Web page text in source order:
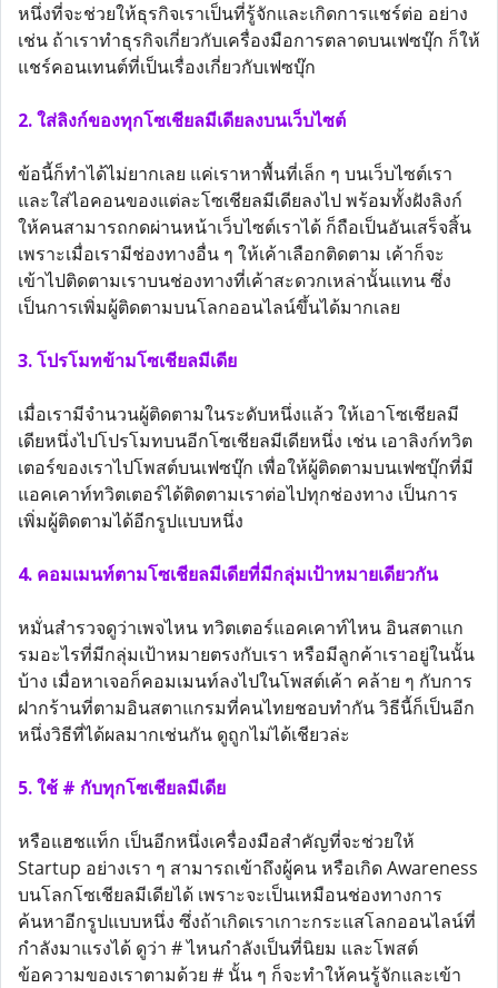
หนึ่งที่จะช่วยให้ธุรกิจเราเป็นที่รู้จักและเกิดการแชร์ต่อ อย่าง
เช่น ถ้าเราทำธุรกิจเกี่ยวกับเครื่องมือการตลาดบนเฟซบุ๊ก ก็ให้
แชร์คอนเทนต์ที่เป็นเรื่องเกี่ยวกับเฟซบุ๊ก
2. ใส่ลิงก์ของทุกโซเชียลมีเดียลงบนเว็บไซต์
ข้อนี้ก็ทำได้ไม่ยากเลย แค่เราหาพื้นที่เล็ก ๆ บนเว็บไซต์เรา
และใส่ไอคอนของแต่ละโซเชียลมีเดียลงไป พร้อมทั้งฝังลิงก์
ให้คนสามารถกดผ่านหน้าเว็บไซต์เราได้ ก็ถือเป็นอันเสร็จสิ้น
เพราะเมื่อเรามีช่องทางอื่น ๆ ให้เค้าเลือกติดตาม เค้าก็จะ
เข้าไปติดตามเราบนช่องทางที่เค้าสะดวกเหล่านั้นแทน ซึ่ง
เป็นการเพิ่มผู้ติดตามบนโลกออนไลน์ขึ้นได้มากเลย
3. โปรโมทข้ามโซเชียลมีเดีย
เมื่อเรามีจำนวนผู้ติดตามในระดับหนึ่งแล้ว ให้เอาโซเชียลมี
เดียหนึ่งไปโปรโมทบนอีกโซเชียลมีเดียหนึ่ง เช่น เอาลิงก์ทวิต
เตอร์ของเราไปโพสต์บนเฟซบุ๊ก เพื่อให้ผู้ติดตามบนเฟซบุ๊กที่มี
แอคเคาท์ทวิตเตอร์ได้ติดตามเราต่อไปทุกช่องทาง เป็นการ
เพิ่มผู้ติดตามได้อีกรูปแบบหนึ่ง
4. คอมเมนท์ตามโซเชียลมีเดียที่มีกลุ่มเป้าหมายเดียวกัน
หมั่นสำรวจดูว่าเพจไหน ทวิตเตอร์แอคเคาท์ไหน อินสตาแก
รมอะไรที่มีกลุ่มเป้าหมายตรงกับเรา หรือมีลูกค้าเราอยู่ในนั้น
บ้าง เมื่อหาเจอก็คอมเมนท์ลงไปในโพสต์เค้า คล้าย ๆ กับการ
ฝากร้านที่ตามอินสตาแกรมที่คนไทยชอบทำกัน วิธีนี้ก็เป็นอีก
หนึ่งวิธีที่ได้ผลมากเช่นกัน ดูถูกไม่ได้เชียวล่ะ
5. ใช้ # กับทุกโซเชียลมีเดีย
หรือแฮชแท็ก เป็นอีกหนึ่งเครื่องมือสำคัญที่จะช่วยให้
Startup อย่างเรา ๆ สามารถเข้าถึงผู้คน หรือเกิด Awareness
บนโลกโซเชียลมีเดียได้ เพราะจะเป็นเหมือนช่องทางการ
ค้นหาอีกรูปแบบหนึ่ง ซึ่งถ้าเกิดเราเกาะกระแสโลกออนไลน์ที่
กำลังมาแรงได้ ดูว่า # ไหนกำลังเป็นที่นิยม และโพสต์
ข้อความของเราตามด้วย # นั้น ๆ ก็จะทำให้คนรู้จักและเข้า